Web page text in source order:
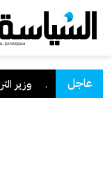
عاجل وزير